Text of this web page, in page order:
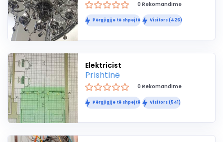
0 Rekomandime
Përgjigjje të shpejtë Visitors (426)
Elektricist
Prishtinë
0 Rekomandime
Përgjigjje të shpejtë Visitors (541)